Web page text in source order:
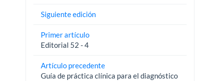
Siguiente edición
Primer artículo
Editorial 52 - 4
Artículo precedente
Guía de práctica clínica para el diagnóstico